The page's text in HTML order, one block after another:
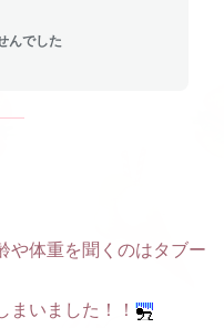
んでした
や体重を聞くのはタブー
まいました！！